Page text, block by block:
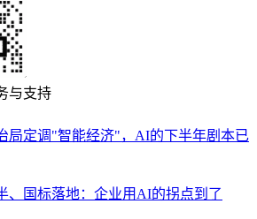
与支持
局定调"智能经济"，AI的下半年剧本已
、国标落地：企业用AI的拐点到了